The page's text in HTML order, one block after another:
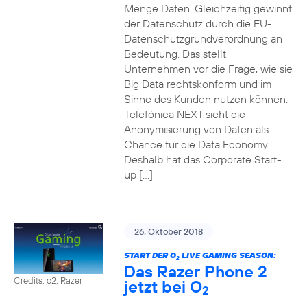
Menge Daten. Gleichzeitig gewinnt
der Datenschutz durch die EU-
Datenschutzgrundverordnung an
Bedeutung. Das stellt
Unternehmen vor die Frage, wie sie
Big Data rechtskonform und im
Sinne des Kunden nutzen können.
Telefónica NEXT sieht die
Anonymisierung von Daten als
Chance für die Data Economy.
Deshalb hat das Corporate Start-
up […]
Credits: o2, Razer
26. Oktober 2018
START DER O2LIVE GAMING SEASON:
Das Razer Phone 2
jetzt bei O2